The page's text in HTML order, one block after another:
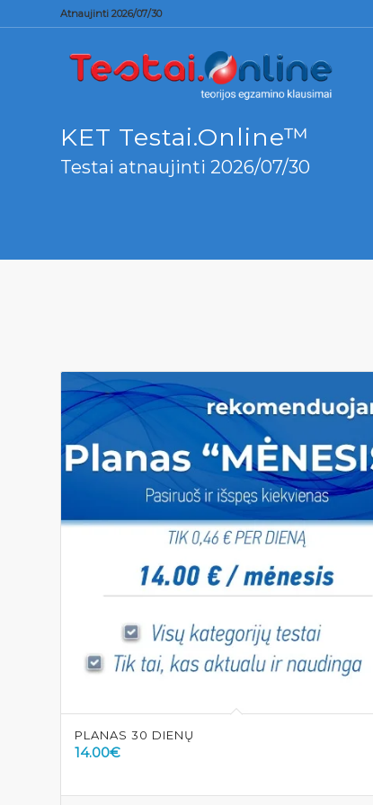
Atnaujinti 2026/07/30
KET Testai.Online™
Testai atnaujinti 2026/07/30
PLANAS 30 DIENŲ
14.00€